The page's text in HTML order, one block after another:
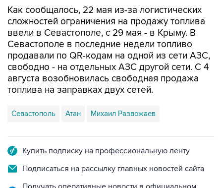
Как сообщалось, 22 мая из-за логистических
сложностей ограничения на продажу топлива
ввели в Севастополе, с 29 мая - в Крыму. В
Севастополе в последние недели топливо
продавали по QR-кодам на одной из сети АЗС,
свободно - на отдельных АЗС другой сети. С 4
августа возобновилась свободная продажа
топлива на заправках двух сетей.
Севастополь Атан Михаил Развожаев
Купить подписку на профессиональную ленту
Подписаться на рассылку главных новостей сайта